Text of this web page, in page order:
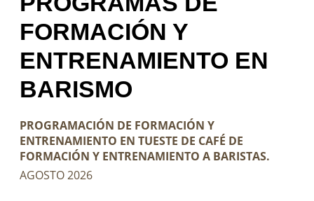
FORMACIÓN Y
ENTRENAMIENTO EN
BARISMO
PROGRAMACIÓN DE FORMACIÓN Y
ENTRENAMIENTO EN TUESTE DE CAFÉ DE
FORMACIÓN Y ENTRENAMIENTO A BARISTAS.
AGOSTO 2026